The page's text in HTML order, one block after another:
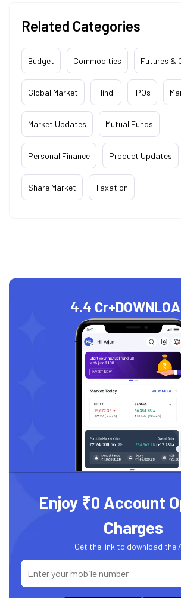
Related Categories
Budget Commodities Futures &
Global Market Hindi IPOs
Market Updates Mutual Funds
Personal Finance Product Updates
Share Market Taxation
4.4 Cr+
Enjoy ₹0 Account
Charges
Get the link to download the